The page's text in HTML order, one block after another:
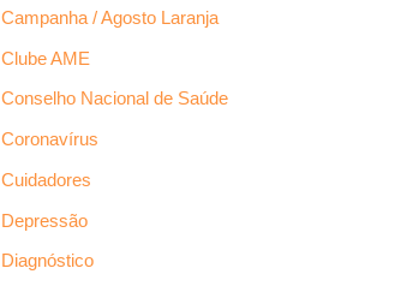
Campanha / Agosto Laranja
Clube AME
Conselho Nacional de Saúde
Coronavírus
Cuidadores
Depressão
Diagnóstico